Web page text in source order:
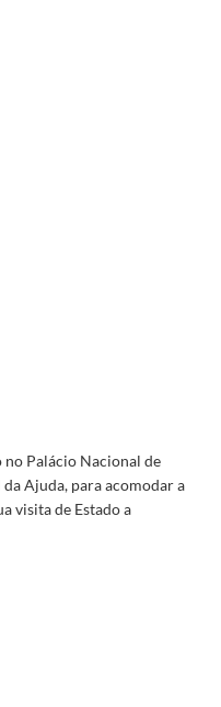
Henrique Medina, dirigida ao
Campos dirigida ao Presidente da
a D. Luís de Lancastre e à Senhora
Craveiro Lopes, dirigida à Rainha
no Palácio Nacional de
Ajuda, para acomodar a
visita de Estado a